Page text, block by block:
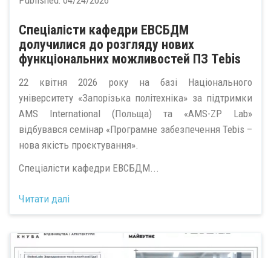
Спеціалісти кафедри ЕВСБДМ
долучилися до розгляду нових
функціональних можливостей ПЗ Tebis
22 квітня 2026 року на базі Національного
університету «Запорізька політехніка» за підтримки
AMS International (Польща) та «AMS-ZP Lab»
відбувався семінар «Програмне забезпечення Tebis –
нова якість проєктування».
Спеціалісти кафедри ЕВСБДМ...
Читати далі